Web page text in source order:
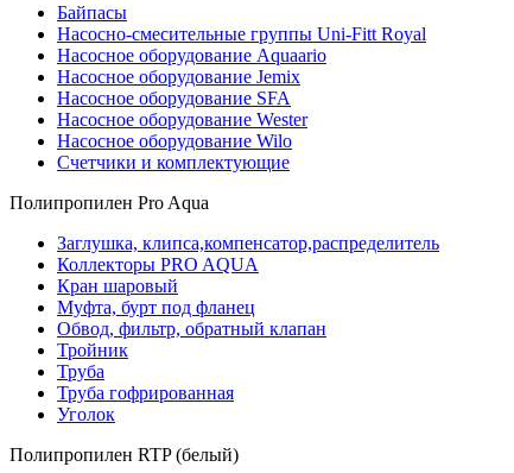
Байпасы
Насосно-смесительные группы Uni-Fitt Royal
Насосное оборудование Aquaario
Насосное оборудование Jemix
Насосное оборудование SFA
Насосное оборудование Wester
Насосное оборудование Wilo
Счетчики и комплектующие
Полипропилен Pro Aqua
Заглушка, клипса,компенсатор,распределитель
Коллекторы PRO AQUA
Кран шаровый
Муфта, бурт под фланец
Обвод, фильтр, обратный клапан
Тройник
Труба
Труба гофрированная
Уголок
Полипропилен RTP (белый)